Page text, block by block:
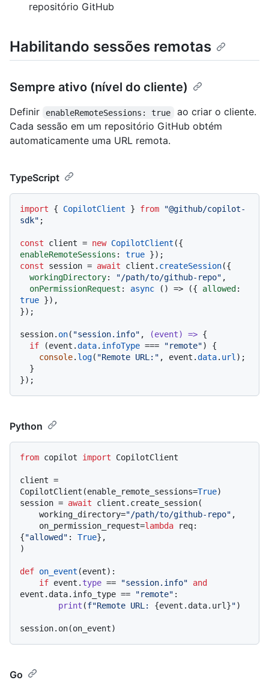
repositório GitHub
Habilitando sessões remotas
Sempre ativo (nível do cliente)
Definir enableRemoteSessions: true
ao criar o cliente.
Cada sessão em um repositório GitHub obtém
automaticamente uma URL remota.
TypeScript
import { CopilotClient } from
"@github/copilot-
sdk" ;
const client = new CopilotClient
enableRemoteSessions : true
const session = await client. createSession({
workingDirectory: "/path/to/github-repo" ,
onPermissionRequest : async () => ({ allowed
true }),
});
session. on( "session.info" , (event) => {
if (event.data. infoType === "remote") {
console. log( "Remote URL:" , event.data. url);
Python
from copilot import CopilotClient
client =
CopilotClient(enable_remote_sessions=True)
session = await client.create_session(
    working_directory=
"/path/to/github-repo" ,
    on_permission_request=
lambda req:
{"allowed" : True},
)
def on_event (event):
if event. type == "session.info"
and
event.data.info_type ==
"remote" :
print (f"Remote URL: {event.data.url}")
Go